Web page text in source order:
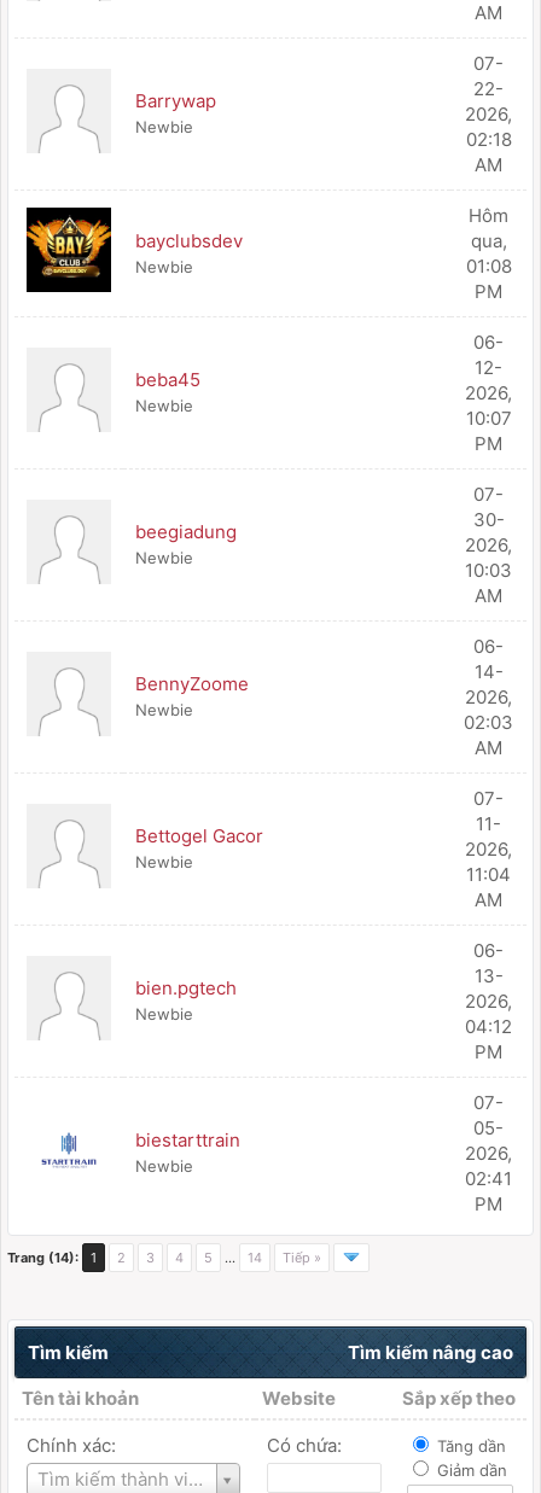
AM
Barrywap
Newbie
07-
22-
2026,
02:18
AM
bayclubsdev
Newbie
Hôm
qua,
01:08
PM
beba45
Newbie
06-
12-
2026,
10:07
PM
beegiadung
Newbie
07-
30-
2026,
10:03
AM
BennyZoome
Newbie
06-
14-
2026,
02:03
AM
Bettogel Gacor
Newbie
07-
11-
2026,
11:04
AM
bien.pgtech
Newbie
06-
13-
2026,
04:12
PM
biestarttrain
Newbie
07-
05-
2026,
02:41
PM
Trang (14): 1 2 3 4 5 … 14 Tiếp »
Tìm kiếm nâng cao
Tìm kiếm
Tên tài khoản
Website Sắp xếp theo
Chính xác:
Tìm kiếm thành viên
Tên
Có chứa:
Tăng dần
Giảm dần